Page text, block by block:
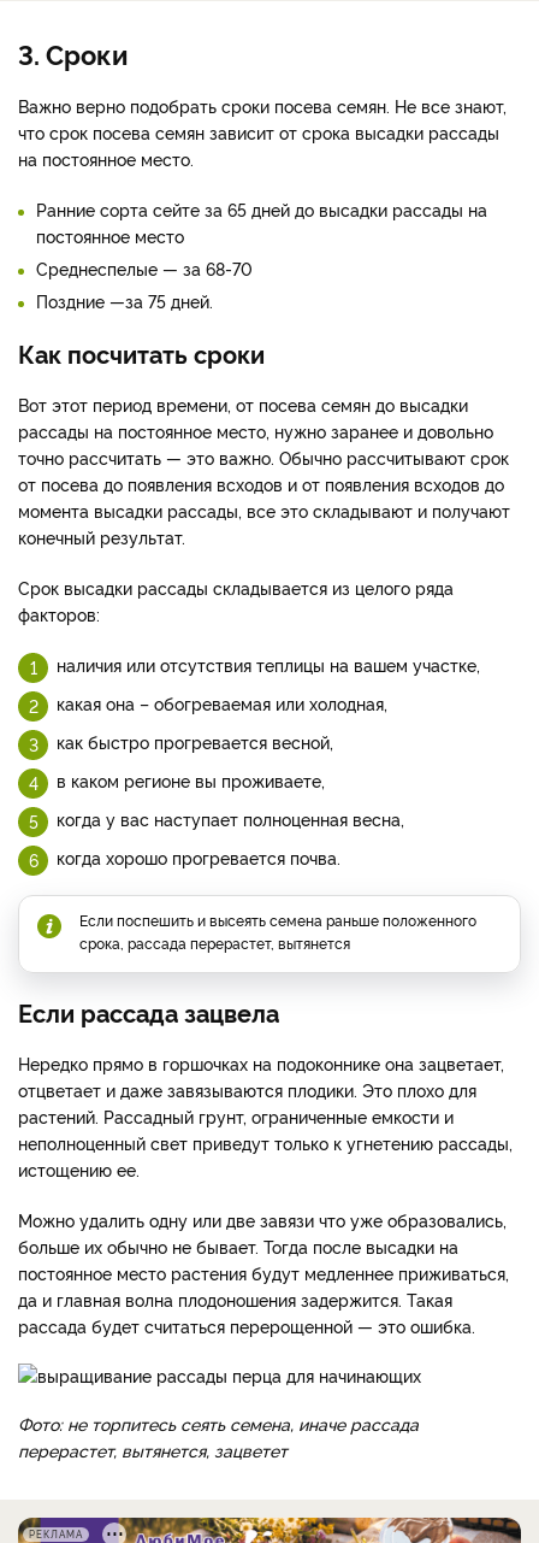
3. Сроки
Важно верно подобрать сроки посева семян. Не все знают,
что срок посева семян зависит от срока высадки рассады
на постоянное место.
Ранние сорта сейте за 65 дней до высадки рассады на
постоянное место
Среднеспелые — за 68-70
Поздние —за 75 дней.
Как посчитать сроки
Вот этот период времени, от посева семян до высадки
рассады на постоянное место, нужно заранее и довольно
точно рассчитать — это важно. Обычно рассчитывают срок
от посева до появления всходов и от появления всходов до
момента высадки рассады, все это складывают и получают
конечный результат.
Срок высадки рассады складывается из целого ряда
факторов:
наличия или отсутствия теплицы на вашем участке,
какая она – обогреваемая или холодная,
как быстро прогревается весной,
в каком регионе вы проживаете,
когда у вас наступает полноценная весна,
когда хорошо прогревается почва.
Если поспешить и высеять семена раньше положенного
срока, рассада перерастет, вытянется
Если рассада зацвела
Нередко прямо в горшочках на подоконнике она зацветает,
отцветает и даже завязываются плодики. Это плохо для
растений. Рассадный грунт, ограниченные емкости и
неполноценный свет приведут только к угнетению рассады,
истощению ее.
Можно удалить одну или две завязи что уже образовались,
больше их обычно не бывает. Тогда после высадки на
постоянное место растения будут медленнее приживаться,
да и главная волна плодоношения задержится. Такая
рассада будет считаться перерощенной — это ошибка.
Фото: не торпитесь сеять семена, иначе рассада
перерастет, вытянется, зацветет
РЕКЛАМА